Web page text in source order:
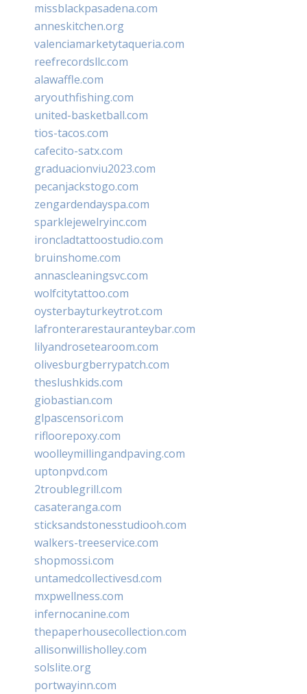
missblackpasadena.com
anneskitchen.org
valenciamarketytaqueria.com
reefrecordsllc.com
alawaffle.com
aryouthfishing.com
united-basketball.com
tios-tacos.com
cafecito-satx.com
graduacionviu2023.com
pecanjackstogo.com
zengardendayspa.com
sparklejewelryinc.com
ironcladtattoostudio.com
bruinshome.com
annascleaningsvc.com
wolfcitytattoo.com
oysterbayturkeytrot.com
lafronterarestauranteybar.com
lilyandrosetearoom.com
olivesburgberrypatch.com
theslushkids.com
giobastian.com
glpascensori.com
rifloorepoxy.com
woolleymillingandpaving.com
uptonpvd.com
2troublegrill.com
casateranga.com
sticksandstonesstudiooh.com
walkers-treeservice.com
shopmossi.com
untamedcollectivesd.com
mxpwellness.com
infernocanine.com
thepaperhousecollection.com
allisonwillisholley.com
solslite.org
portwayinn.com